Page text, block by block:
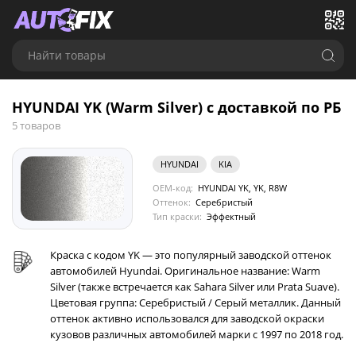
Найти товары
HYUNDAI YK (Warm Silver) с доставкой по РБ
5 товаров
HYUNDAI
KIA
OEM-код: HYUNDAI YK, YK, R8W
Оттенок: Серебристый
Тип краски: Эффектный
Краска с кодом YK — это популярный заводской оттенок
автомобилей Hyundai. Оригинальное название: Warm
Silver (также встречается как Sahara Silver или Prata Suave).
Цветовая группа: Серебристый / Серый металлик. Данный
оттенок активно использовался для заводской окраски
кузовов различных автомобилей марки с 1997 по 2018 год.